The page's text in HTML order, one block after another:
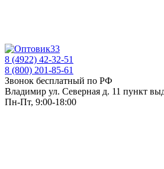
8 (4922) 42-32-51
8 (800) 201-85-61
Звонок бесплатный по РФ
Владимир ул. Северная д. 11 пункт
Пн-Пт, 9:00-18:00